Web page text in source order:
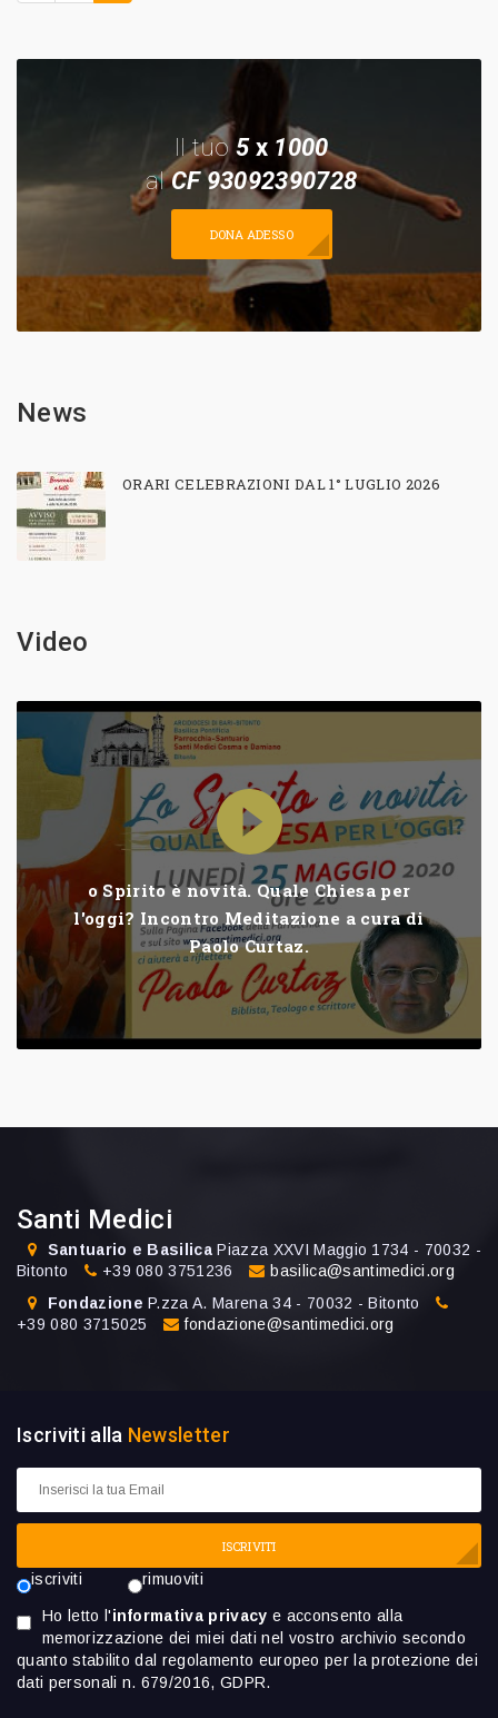
Il tuo 5x 1000
alCF 93092390728
DONA ADESSO
News
ORARI CELEBRAZIONI DAL 1° LUGLIO 2026
Video
o Spirito è novità. Quale Chiesa per
l'oggi? Incontro Meditazione a cura di
Paolo Curtaz.
Santi Medici
Santuario e Basilica Piazza XXVI Maggio 1734 - 70032 -
Bitonto
+39 080 3751236
basilica@santimedici.org
Fondazione P.zza A. Marena 34 - 70032 - Bitonto
+39 080 3715025
fondazione@santimedici.org
Iscriviti alla Newsletter
ISCRIVITI
iscriviti rimuoviti
Ho letto l'informativa privacy e acconsento alla
memorizzazione dei miei dati nel vostro archivio secondo
quanto stabilito dal regolamento europeo per la protezione dei
dati personali n. 679/2016, GDPR.